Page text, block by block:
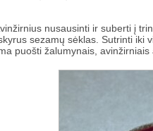
nusausinti ir suberti į
sezamų sėklas. Sutrinti iki
puošti žalumynais, avinžirniais